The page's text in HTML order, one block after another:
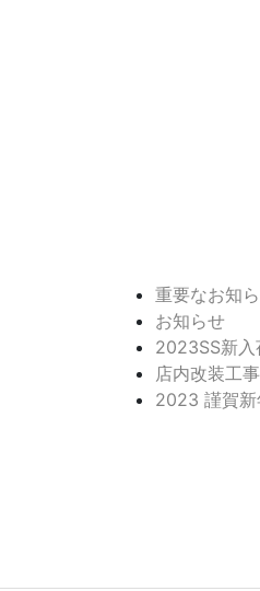
重要なお知
お知らせ
2023SS新入
店内改装工
2023 謹賀新